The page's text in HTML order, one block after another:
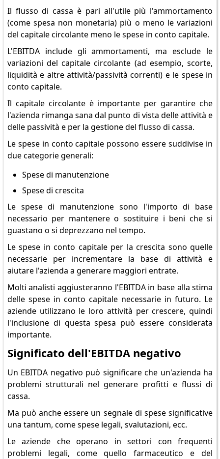
Il flusso di cassa è pari all'utile più l'ammortamento
(come spesa non monetaria) più o meno le variazioni
del capitale circolante meno le spese in conto capitale.
L'EBITDA include gli ammortamenti, ma esclude le
variazioni del capitale circolante (ad esempio, scorte,
liquidità e altre attività/passività correnti) e le spese in
conto capitale.
Il capitale circolante è importante per garantire che
l'azienda rimanga sana dal punto di vista delle attività e
delle passività e per la gestione del flusso di cassa.
Le spese in conto capitale possono essere suddivise in
due categorie generali:
Spese di manutenzione
Spese di crescita
Le spese di manutenzione sono l'importo di base
necessario per mantenere o sostituire i beni che si
guastano o si deprezzano nel tempo.
Le spese in conto capitale per la crescita sono quelle
necessarie per incrementare la base di attività e
aiutare l'azienda a generare maggiori entrate.
Molti analisti aggiusteranno l'EBITDA in base alla stima
delle spese in conto capitale necessarie in futuro. Le
aziende utilizzano le loro attività per crescere, quindi
l'inclusione di questa spesa può essere considerata
importante.
Significato dell'EBITDA negativo
Un EBITDA negativo può significare che un'azienda ha
problemi strutturali nel generare profitti e flussi di
cassa.
Ma può anche essere un segnale di spese significative
una tantum, come spese legali, svalutazioni, ecc.
Le aziende che operano in settori con frequenti
problemi legali, come quello farmaceutico e del